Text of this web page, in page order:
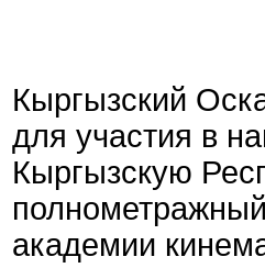
Кыргызский
для участия в
Кыргызскую
академии